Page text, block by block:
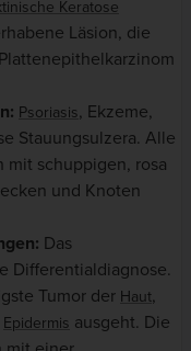
Keratose
Läsion, die
Psoriasis, Ekzeme,
Stauungsulzera. Alle
mit schuppigen, rosa
und Knoten
Das
Differentialdiagnose.
Tumor der Haut,
Epidermis ausgeht. Die